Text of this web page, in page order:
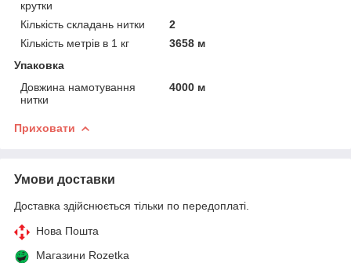
крутки
Кількість складань нитки
2
Кількість метрів в 1 кг
3658 м
Упаковка
Довжина намотування
нитки
4000 м
Приховати
Умови доставки
Доставка здійснюється тільки по передоплаті.
Нова Пошта
Магазини Rozetka